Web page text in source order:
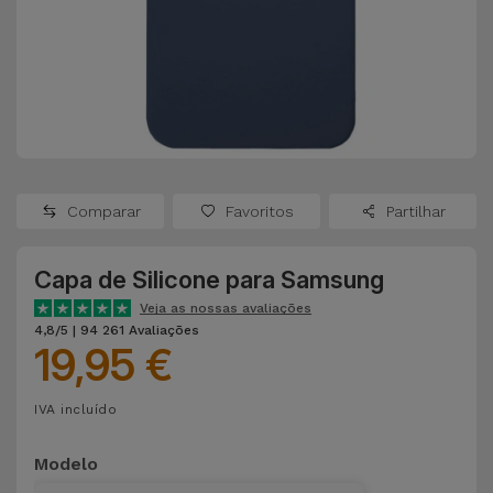
Oppo
OnePlus
Google
Dyson
TCL
Recondicionados
Recondicionados
Consolas
Recondicionadas
Ver
tudo
Auriculares
e Colunas
Smartwatches
e Braceletes
Correntes
Comparar Favoritos Partilhar
Capa de Silicone para Samsung
Veja as nossas avaliações
4,8/5 | 94 261 Avaliações
19,95 €
IVA incluído
Modelo